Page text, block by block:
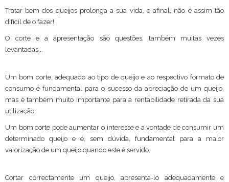
Tratar bem dos queijos prolonga a sua vida, e afinal, não é assim tão
difícil de o fazer!
O corte e a apresentação são questões, também muitas vezes
levantadas...
Um bom corte, adequado ao tipo de queijo e ao respectivo formato de
consumo é fundamental para o sucesso da apreciação de um queijo,
mas é também muito importante para a rentabilidade retirada da sua
utilização.
Um bom corte pode aumentar o interesse e a vontade de consumir um
determinado queijo e é, sem dúvida, fundamental para a maior
valorização de um queijo quando este é servido.
Cortar correctamente um queijo, apresentá-lo adequadamente e